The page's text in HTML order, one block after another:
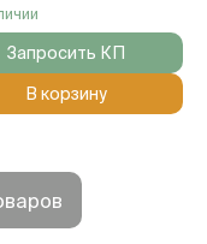
Запросить КП
В корзину